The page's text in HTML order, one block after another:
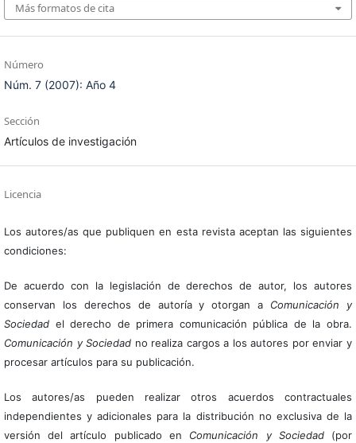
Más formatos de cita
Número
Núm. 7 (2007): Año 4
Sección
Artículos de investigación
Licencia
Los autores/as que publiquen en esta revista aceptan las siguientes
condiciones:
De acuerdo con la legislación de derechos de autor, los autores
conservan los derechos de autoría y otorgan a Comunicación y
Sociedadel derecho de primera comunicación pública de la obra.
Comunicación y Sociedad no realiza cargos a los autores por enviar y
procesar artículos para su publicación.
Los autores/as pueden realizar otros acuerdos contractuales
independientes y adicionales para la distribución no exclusiva de la
versión del artículo publicado en Comunicación y Sociedad(por